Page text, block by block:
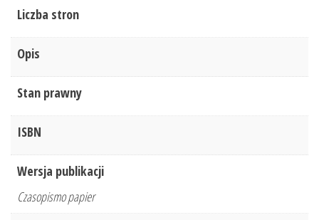
Liczba stron
Opis
Stan prawny
ISBN
Wersja publikacji
Czasopismo papier